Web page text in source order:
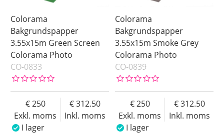
Colorama
Bakgrundspapper
3.55x15m Green Screen
Colorama Photo
CO-0833
Exkl. moms
250
Inkl. moms
312.50
I lager
Colorama
Bakgrundspapper
3.55x15m Smoke Grey
Colorama Photo
CO-0839
Exkl. moms
250
Inkl. moms
312.50
I lager